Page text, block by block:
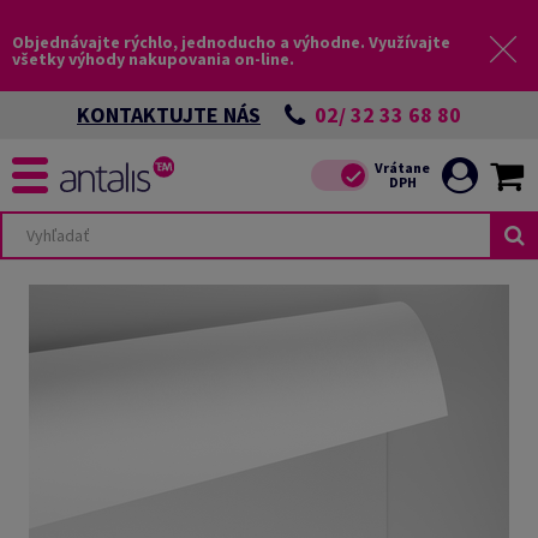
Objednávajte rýchlo, jednoducho a výhodne. Využívajte
všetky výhody nakupovania on-line.
KONTAKTUJTE NÁS 02/ 32 33 68 80